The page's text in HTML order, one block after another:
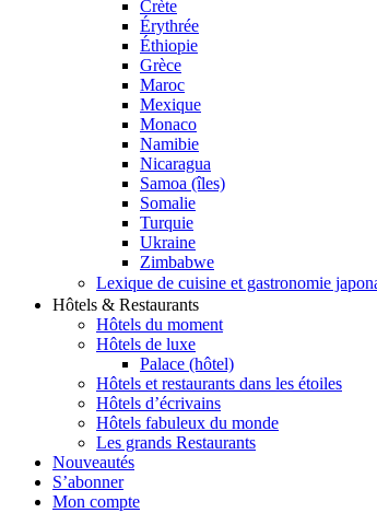
Crète
Érythrée
Éthiopie
Grèce
Maroc
Mexique
Monaco
Namibie
Nicaragua
Samoa (îles)
Somalie
Turquie
Ukraine
Zimbabwe
Lexique de cuisine et gastronomie
Hôtels & Restaurants
Hôtels du moment
Hôtels de luxe
Palace (hôtel)
Hôtels et restaurants dans les étoiles
Hôtels d’écrivains
Hôtels fabuleux du monde
Les grands Restaurants
Nouveautés
S’abonner
Mon compte